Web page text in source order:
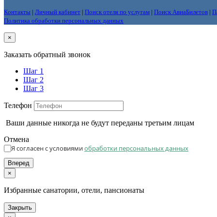
Контакты | Личный кабинет | Поиск отеля по услугам | Поиск АвиаБилетов |
Политика обработки персональных данных
×
Заказать обратный звонок
Шаг 1
Шаг 2
Шаг 3
Телефон
Ваши данные никогда не будут переданы третьим лицам
Отмена
Я согласен с условиямиобработки персональных данных
Вперед
×
Избранные санатории, отели, пансионаты
Закрыть